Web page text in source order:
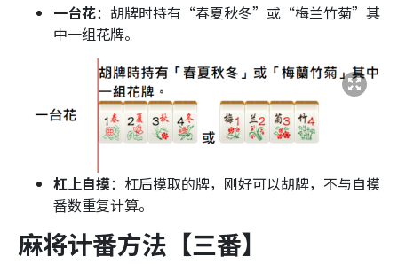
一台花：胡牌时持有“春夏秋冬”或“梅兰竹菊”其
中一组花牌。
杠上自摸：杠后摸取的牌，刚好可以胡牌，不与自摸
番数重复计算。
麻将计番方法 【三番】